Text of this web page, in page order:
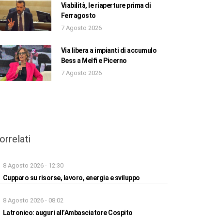
Viabilità, le riaperture prima di
Ferragosto
7 Agosto 2026
Via libera a impianti di accumulo
Bess a Melfi e Picerno
7 Agosto 2026
8 Agosto 2026 - 12:30
Cupparo su risorse, lavoro, energia e sviluppo
8 Agosto 2026 - 08:02
Latronico: auguri all’Ambasciatore Cospito